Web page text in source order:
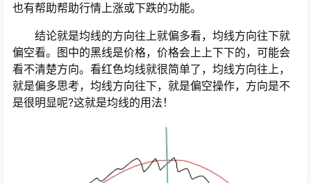
也有帮助帮助行情上涨或下跌的功能。
结论就是均线的方向往上就偏多看，均线方向往下就
偏空看。图中的黑线是价格，价格会上上下下的，可能会
看不清楚方向。看红色均线就很简单了，均线方向往上，
就是偏多思考，均线方向往下，就是偏空操作，方向是不
是很明显呢?这就是均线的用法！